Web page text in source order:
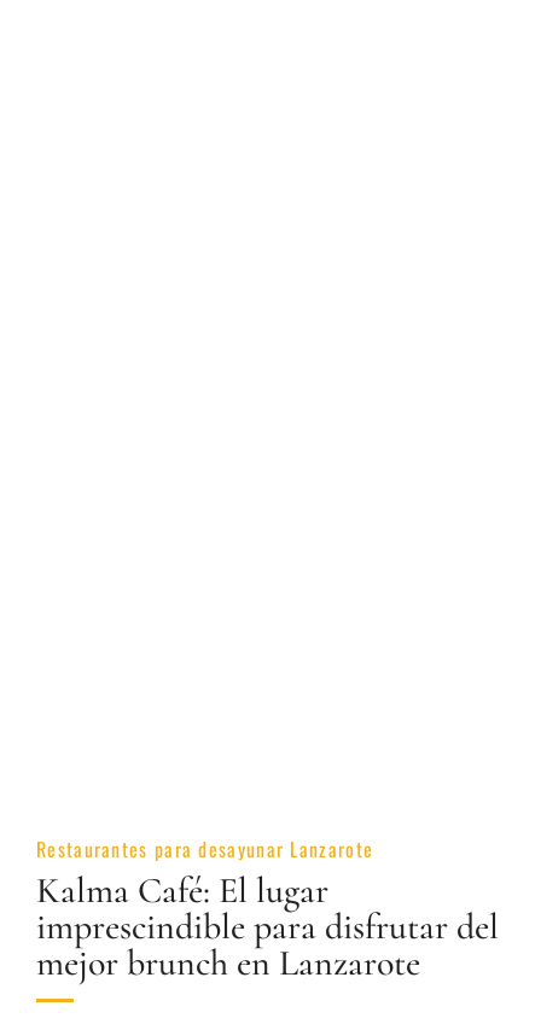
Restaurantes para desayunar Lanzarote
Kalma Café: El lugar
imprescindible para disfrutar del
mejor brunch en Lanzarote